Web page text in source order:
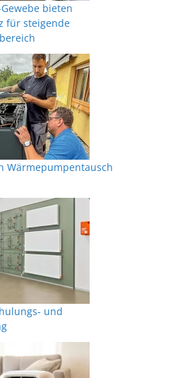
Gewebe bieten
für steigende
Wärmepumpentausch
und